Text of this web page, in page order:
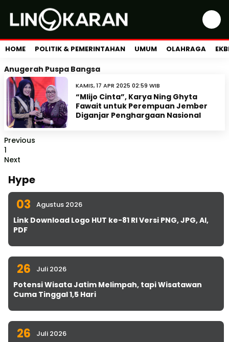
HOME POLITIK & PEMERINTAHAN UMUM OLAHRAGA
Anugerah Puspa Bangsa
KAMIS, 17 APR 2025 02:59 WIB
“Mlijo Cinta”, Karya Ning Ghyta
Fawait untuk Perempuan Jember
Diganjar Penghargaan Nasional
Previous
1
Next
Hype
03 Agustus 2026
Link Download Logo HUT ke-81 RI Versi PNG, JPG, AI,
PDF
26 Juli 2026
Potensi Wisata Jatim Melimpah, tapi Wisatawan
Cuma Tinggal 1,5 Hari
26 Juli 2026